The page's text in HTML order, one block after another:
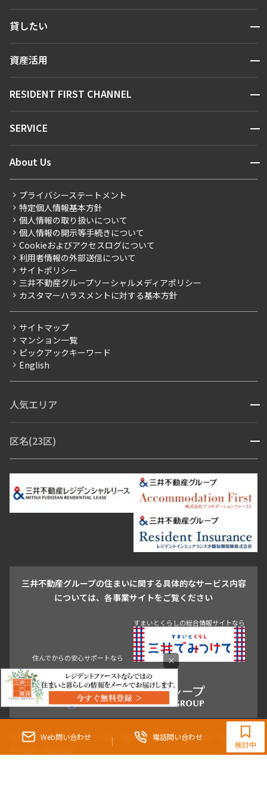
Web問い合わせ 電話問い合わせ
0120-321-983
9:30~18:00（水曜定休）
検討中
人気エリアから探す
新着情報から探す
新着募集情報
こだわりから探す
こだわり一覧
プレミアムマンション
新築
当社限定（港区・渋谷区）
当社限定（港区・渋谷区以外）
三井不動産企画
賃料改定
フリーレント
ペット可
ブランドマンション
貸したい 開閉
お問い合わせ
資産活用 開閉
お問い合わせ
RESIDENT FIRST CHANNEL 開閉
マンションレポート
住まいのコラム
SERVICE 開閉
会員ページ
ご入居・提携サービス
お部屋探しからご契約まで
よくあるご質問
社宅紹介
【仲介会社様向け】当社仲介事業部取り扱い物件入居申込
About Us 開閉
会社情報
事業案内
採用情報
ニュースリリース
お問い合わせ
プライバシーステートメント
特定個人情報基本方針
個人情報の取り扱いについて
個人情報の開示等手続きについて
Cookieおよびアクセスログについて
利用者情報の外部送信について
サイトポリシー
三井不動産グループソーシャルメディアポリシー
カスタマーハラスメントに対する基本方針
サイトマップ
マンション一覧
ピックアックキーワード
English
人気エリア 開閉
青山・表参道・原宿
市ヶ谷・神楽坂・飯田橋
三田・芝・浜松町
芝浦・汐留・品川
月島・勝どき・豊洲
本郷・春日・小石川
新宿・代々木
目白・高田馬場・早稲田
祐天寺・学芸大学・自由が丘
池袋・板橋・王子
青山 渋谷 東京・大手町 新宿 品川
目黒・中目黒
区名(23区) 開閉
江東区 台東区 墨田区
中野区
豊島区
杉並区 板橋区 練馬区 荒川区
足立区
三井不動産グループの住まいに関する具体的なサービス内容
については、各事業サイトをご覧ください
住んでからの安心サポートなら
すまいとくらしの総合情報サイトなら
東京都知事（3）第96482号 （一社） 不動産流通経営協会会員 （公社） 首都圏不動
×